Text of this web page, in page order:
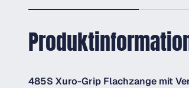
485S Xuro-Grip Flachzange mit